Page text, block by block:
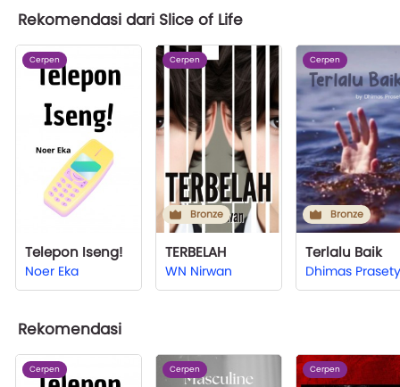
Rekomendasi dari Slice of Life
Cerpen
Telepon Iseng!
Noer Eka
Cerpen
Bronze
TERBELAH
WN Nirwan
Cerpen
Bronze
Terlalu Baik
Rekomendasi
Cerpen Cerpen Cerpen